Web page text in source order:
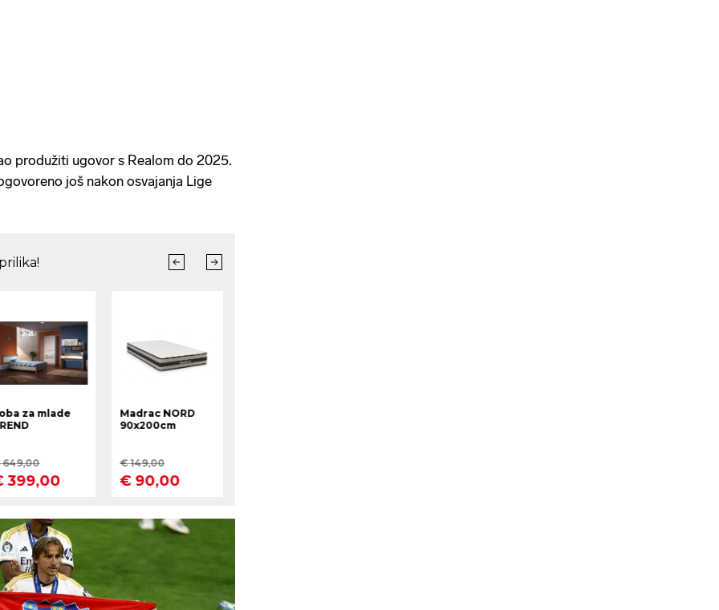
produžiti ugovor s Realom do 2025.
još nakon osvajanja Lige